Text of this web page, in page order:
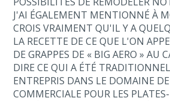
J'AI ÉGALEMENT MENTIONNÉ À
CROIS VRAIMENT QU'IL Y A
LA RECETTE DE CE QUE L'ON
DE GRAPPES DE « BIG AERO » AU
DIRE CE QUI A ÉTÉ
ENTREPRIS DANS LE DOMAINE
COMMERCIALE POUR LES